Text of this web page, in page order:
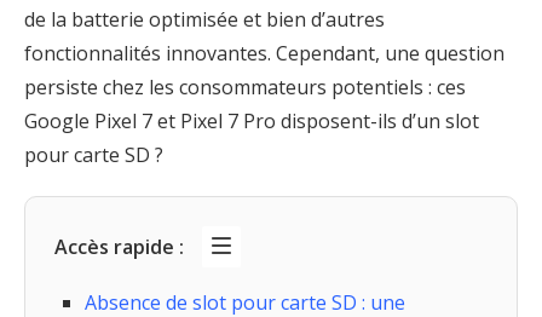
de la batterie optimisée et bien d’autres
fonctionnalités innovantes. Cependant, une question
persiste chez les consommateurs potentiels : ces
Google Pixel 7 et Pixel 7 Pro disposent-ils d’un slot
pour carte SD ?
Accès rapide :
Absence de slot pour carte SD : une